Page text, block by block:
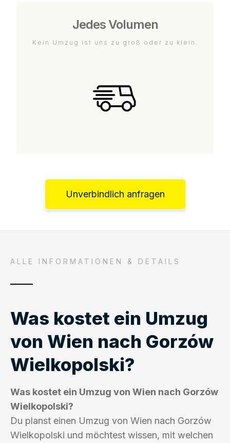
Jedes Volumen
Kein Umzug ist uns zu groß oder zu klein.
Unverbindlich anfragen
ALLE INFORMATIONEN & DETAILS
Was kostet ein Umzug
von Wien nach Gorzów
Wielkopolski?
Was kostet ein Umzug von Wien nach Gorzów
Wielkopolski?
Du planst einen Umzug von Wien nach Gorzów
Wielkopolski und möchtest wissen, mit welchen